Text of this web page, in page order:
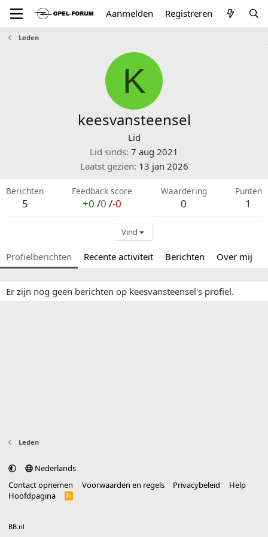
Aanmelden Registreren
Leden
K
keesvansteensel
Lid
Lid sinds 7 aug 2021
Laatst gezien 13 jan 2026
Berichten
5
Feedback score
+0 /0 /-0
Waardering
0
Punten
1
Vind
Profielberichten Recente activiteit Berichten Over mij
Er zijn nog geen berichten op keesvansteensel's profiel.
Leden
Nederlands
Contact opnemen
Voorwaarden en regels Privacybeleid
Help
Hoofdpagina
R
BB.nl